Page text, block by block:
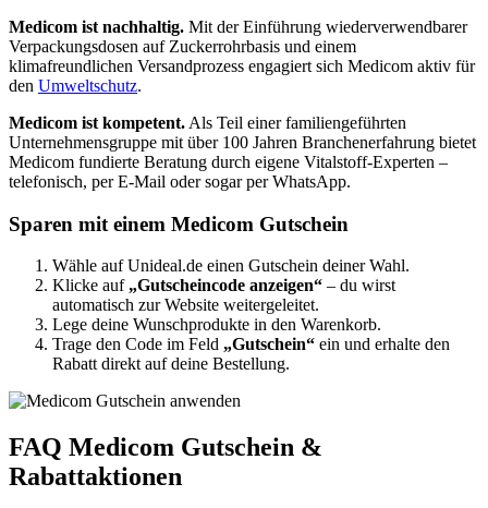
Medicom ist nachhaltig. Mit der Einführung wiederverwendbarer
Verpackungsdosen auf Zuckerrohrbasis und einem
klimafreundlichen Versandprozess engagiert sich Medicom aktiv für
den Umweltschutz.
Medicom ist kompetent. Als Teil einer familiengeführten
Unternehmensgruppe mit über 100 Jahren Branchenerfahrung bietet
Medicom fundierte Beratung durch eigene Vitalstoff-Experten –
telefonisch, per E-Mail oder sogar per WhatsApp.
Sparen mit einem Medicom Gutschein
Wähle auf Unideal.de einen Gutschein deiner Wahl.
Klicke auf „Gutscheincode anzeigen“ – du wirst
automatisch zur Website weitergeleitet.
Lege deine Wunschprodukte in den Warenkorb.
Trage den Code im Feld „Gutschein“ ein und erhalte den
Rabatt direkt auf deine Bestellung.
FAQ Medicom Gutschein &
Rabattaktionen